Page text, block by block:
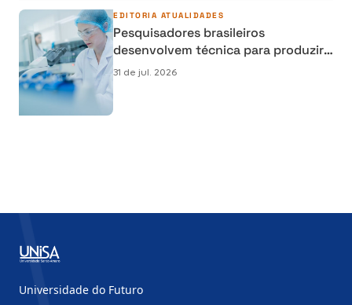
EDITORIA ATUALIDADES
Pesquisadores brasileiros
desenvolvem técnica para produzir
osso humano em laboratório e
31 de jul. 2026
Universidade do Futuro